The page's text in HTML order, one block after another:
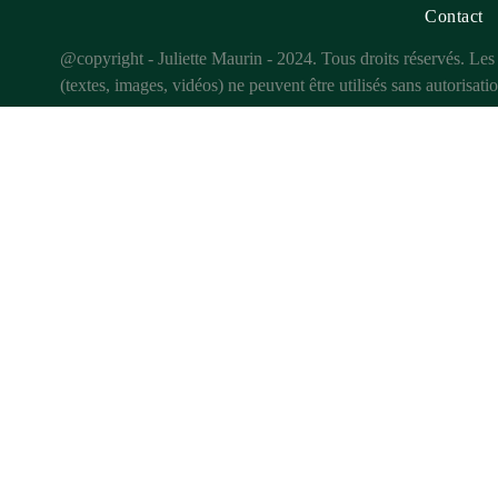
Contact
@copyright - Juliette Maurin - 2024. Tous droits réservés. Les
(textes, images, vidéos) ne peuvent être utilisés sans